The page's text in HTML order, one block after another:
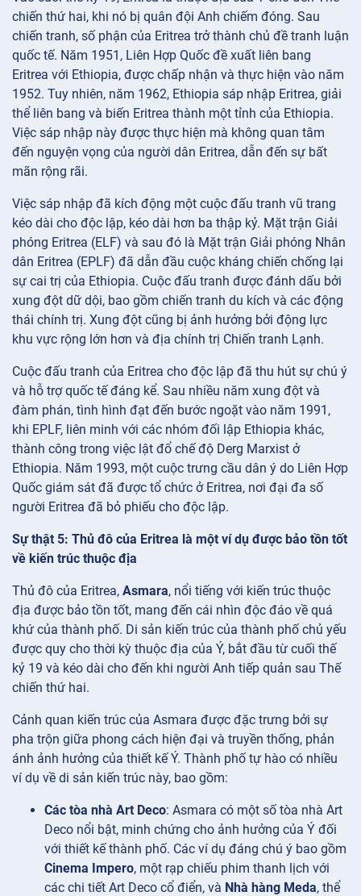
chiến thứ hai, khi nó bị quân đội Anh chiếm đóng. Sau
chiến tranh, số phận của Eritrea trở thành chủ đề tranh luận
quốc tế. Năm 1951, Liên Hợp Quốc đề xuất liên bang
Eritrea với Ethiopia, được chấp nhận và thực hiện vào năm
1952. Tuy nhiên, năm 1962, Ethiopia sáp nhập Eritrea, giải
thể liên bang và biến Eritrea thành một tỉnh của Ethiopia.
Việc sáp nhập này được thực hiện mà không quan tâm
đến nguyện vọng của người dân Eritrea, dẫn đến sự bất
mãn rộng rãi.
Việc sáp nhập đã kích động một cuộc đấu tranh vũ trang
kéo dài cho độc lập, kéo dài hơn ba thập kỷ. Mặt trận Giải
phóng Eritrea (ELF) và sau đó là Mặt trận Giải phóng Nhân
dân Eritrea (EPLF) đã dẫn đầu cuộc kháng chiến chống lại
sự cai trị của Ethiopia. Cuộc đấu tranh được đánh dấu bởi
xung đột dữ dội, bao gồm chiến tranh du kích và các động
thái chính trị. Xung đột cũng bị ảnh hưởng bởi động lực
khu vực rộng lớn hơn và địa chính trị Chiến tranh Lạnh.
Cuộc đấu tranh của Eritrea cho độc lập đã thu hút sự chú ý
và hỗ trợ quốc tế đáng kể. Sau nhiều năm xung đột và
đàm phán, tình hình đạt đến bước ngoặt vào năm 1991,
khi EPLF, liên minh với các nhóm đối lập Ethiopia khác,
thành công trong việc lật đổ chế độ Derg Marxist ở
Ethiopia. Năm 1993, một cuộc trưng cầu dân ý do Liên Hợp
Quốc giám sát đã được tổ chức ở Eritrea, nơi đại đa số
người Eritrea đã bỏ phiếu cho độc lập.
Sự thật 5: Thủ đô của Eritrea là một ví dụ được bảo tồn tốt
về kiến trúc thuộc địa
Thủ đô của Eritrea, Asmara, nổi tiếng với kiến trúc thuộc
địa được bảo tồn tốt, mang đến cái nhìn độc đáo về quá
khứ của thành phố. Di sản kiến trúc của thành phố chủ yếu
được quy cho thời kỳ thuộc địa của Ý, bắt đầu từ cuối thế
kỷ 19 và kéo dài cho đến khi người Anh tiếp quản sau Thế
chiến thứ hai.
Cảnh quan kiến trúc của Asmara được đặc trưng bởi sự
pha trộn giữa phong cách hiện đại và truyền thống, phản
ánh ảnh hưởng của thiết kế Ý. Thành phố tự hào có nhiều
ví dụ về di sản kiến trúc này, bao gồm:
Các tòa nhà Art Deco: Asmara có một số tòa nhà Art
Deco nổi bật, minh chứng cho ảnh hưởng của Ý đối
với thiết kế thành phố. Các ví dụ đáng chú ý bao gồm
Cinema Impero, một rạp chiếu phim thanh lịch với
các chi tiết Art Deco cổ điển, và Nhà hàng Meda, thể